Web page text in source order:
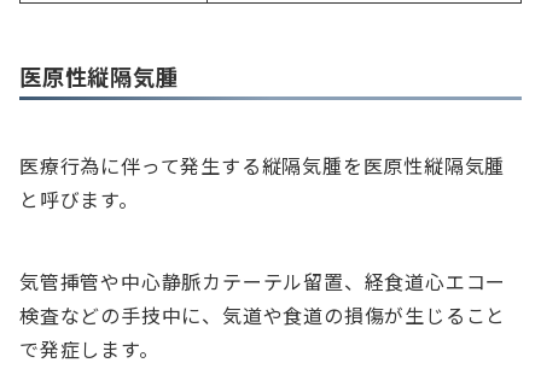
医原性縦隔気腫
医療行為に伴って発生する縦隔気腫を医原性縦隔気腫
と呼びます。
気管挿管や中心静脈カテーテル留置、経食道心エコー
検査などの手技中に、気道や食道の損傷が生じること
で発症します。